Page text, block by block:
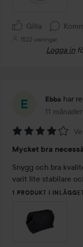
Gilla
1522 visningar
Logga in
Ebba har
11 månader
Inlägget
4
av
5
Mycket bra
Snygg och bra
varit lite stabilare
1 PRODUKT I